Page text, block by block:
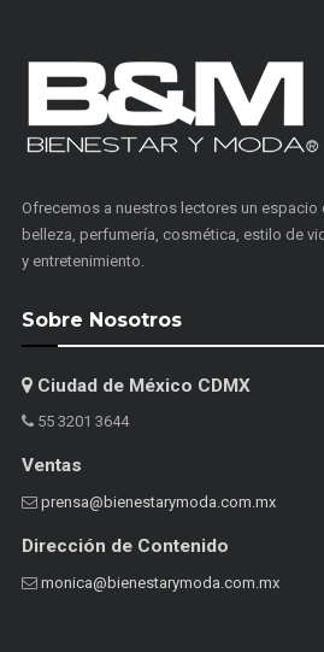
Ofrecemos a nuestros lectores un espacio
belleza, perfumería, cosmética, estilo de
y entretenimiento.
Sobre Nosotros
Ciudad de México CDMX
55 3201 3644
Ventas
prensa@bienestarymoda.com.mx
Dirección de Contenido
monica@bienestarymoda.com.mx